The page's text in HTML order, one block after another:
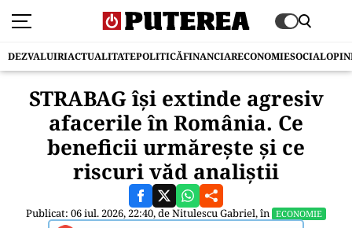
DEZVALUIRIACTUALITATEPOLITICĂFINANCIARECONOMIESOCIAL
STRABAG își extinde agresiv
afacerile în România. Ce
beneficii urmărește și ce
riscuri văd analiștii
Publicat: 06 iul. 2026, 22:40, deNitulescu Gabriel, în ECONOMIE